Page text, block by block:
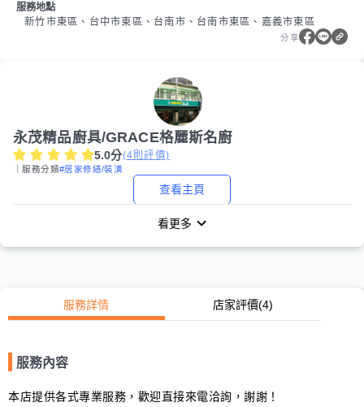
服務地點
新竹市東區、台中市東區、台南市、台南市東區、嘉義市東區
分享
永茂精品廚具/GRACE格麗斯名廚
5.0分(4則評價)
｜服務分類#居家修繕/裝潢
查看主頁
看更多
服務詳情 店家評價(4)
服務內容
本店提供各式專業服務，歡迎直接來電洽詢，謝謝！